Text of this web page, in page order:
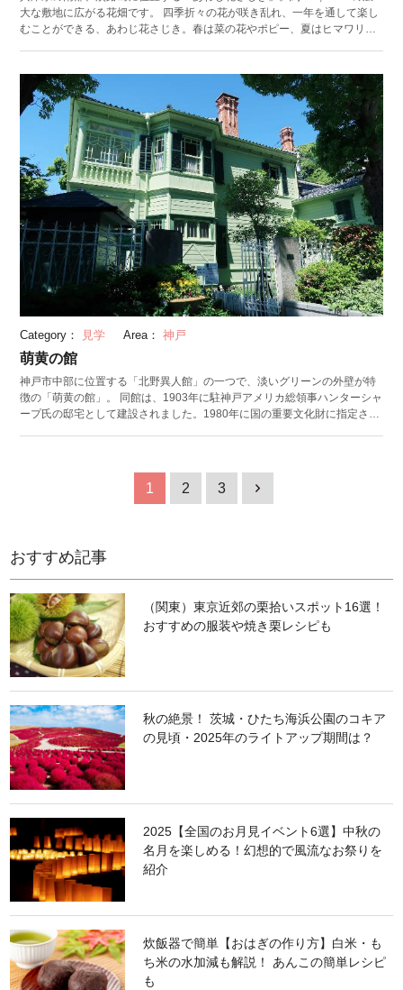
大な敷地に広がる花畑です。 四季折々の花が咲き乱れ、一年を通して楽し
むことができる、あわじ花さじき。春は菜の花やポピー、夏はヒマワリ、
と。標高約300mの高さから海に向かって広がる花畑を一望できます。眼下
に広がる花のじゅうたんはまさに絶景。まるで花の国に迷い込んだような
感覚を楽しめます。 併設されている直売所では、新鮮な野菜や果物をはじ
めとする淡路島の特産物を購入できます。美しい花に癒された後に、淡路
島の自然の恵みを味わってみてはいかがでしょうか。
Category： 見学 Area： 神戸
萌黄の館
神戸市中部に位置する「北野異人館」の一つで、淡いグリーンの外壁が特
徴の「萌黄の館」。 同館は、1903年に駐神戸アメリカ総領事ハンターシャ
ープ氏の邸宅として建設されました。1980年に国の重要文化財に指定され
1 2 3 1
おすすめ記事
（関東）東京近郊の栗拾いスポット16選！
おすすめの服装や焼き栗レシピも
秋の絶景！ 茨城・ひたち海浜公園のコキア
の見頃・2025年のライトアップ期間は？
2025【全国のお月見イベント6選】中秋の
名月を楽しめる！幻想的で風流なお祭りを
紹介
炊飯器で簡単【おはぎの作り方】白米・も
ち米の水加減も解説！ あんこの簡単レシピ
も